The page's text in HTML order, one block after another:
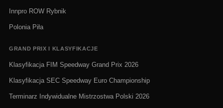
Innpro ROW Rybnik
Polonia Piła
GRAND PRIX I KLASYFIKACJE
Klasyfikacja FIM Speedway Grand Prix 2026
Klasyfikacja SEC Speedway Euro Championship
Terminarz Indywidualne Mistrzostwa Polski 2026